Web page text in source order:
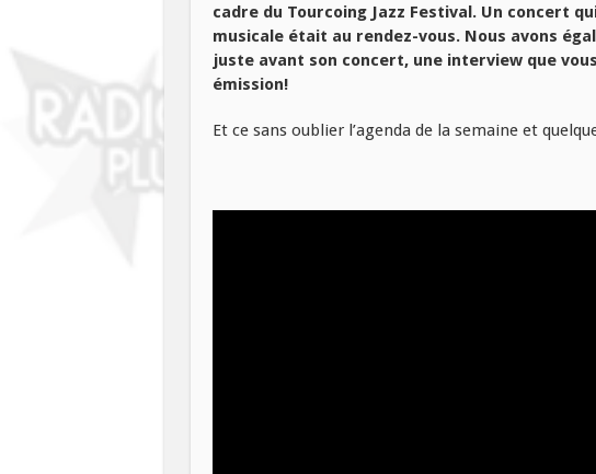
cadre du Tourcoing Jazz Festival. Un concert
musicale était au rendez-vous. Nous avons
juste avant son concert, une interview que
émission!
Et ce sans oublier l’agenda de la semaine et